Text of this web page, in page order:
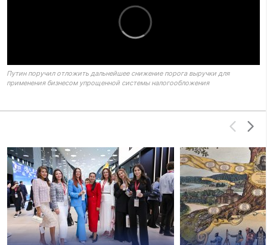
Путин поручил отложить дальнейшее снижение порога выручки для
применения бизнесом упрощенной системы налогообложения